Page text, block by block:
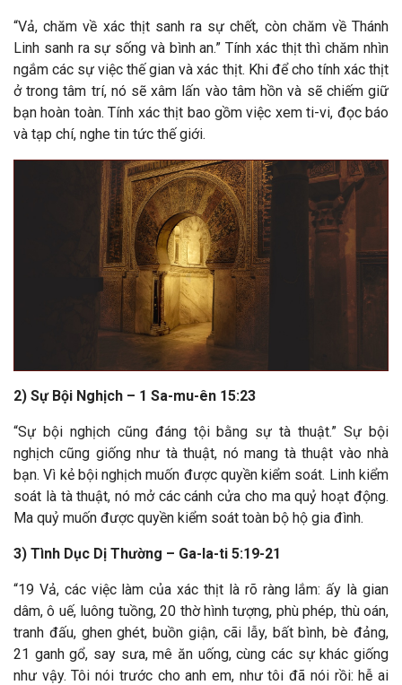
“Vả, chăm về xác thịt sanh ra sự chết, còn chăm về Thánh
Linh sanh ra sự sống và bình an.”Tính xác thịt thì chăm nhìn
ngắm các sự việc thế gian và xác thịt. Khi để cho tính xác thịt
ở trong tâm trí, nó sẽ xâm lấn vào tâm hồn và sẽ chiếm giữ
bạn hoàn toàn. Tính xác thịt bao gồm việc xem ti-vi, đọc báo
và tạp chí, nghe tin tức thế giới.
2) Sự Bội Nghịch – 1 Sa-mu-ên 15:23
“Sự bội nghịch cũng đáng tội bằng sự tà thuật.”Sự bội
nghịch cũng giống như tà thuật, nó mang tà thuật vào nhà
bạn. Vì kẻ bội nghịch muốn được quyền kiểm soát. Linh kiểm
soát là tà thuật, nó mở các cánh cửa cho ma quỷ hoạt động.
Ma quỷ muốn được quyền kiểm soát toàn bộ hộ gia đình.
3) Tình Dục Dị Thường – Ga-la-ti 5:19-21
“19 Vả, các việc làm của xác thịt là rõ ràng lắm: ấy là gian
dâm, ô uế, luông tuồng, 20 thờ hình tượng, phù phép, thù oán,
tranh đấu, ghen ghét, buồn giận, cãi lẫy, bất bình, bè đảng,
21 ganh gổ, say sưa, mê ăn uống, cùng các sự khác giống
như vậy. Tôi nói trước cho anh em, như tôi đã nói rồi: hễ ai